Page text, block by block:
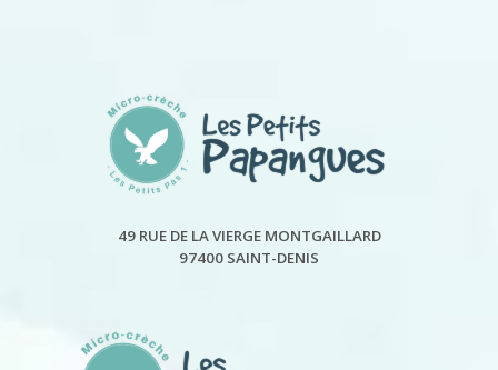
49 RUE DE LA VIERGE MONTGAILLARD
97400 SAINT-DENIS